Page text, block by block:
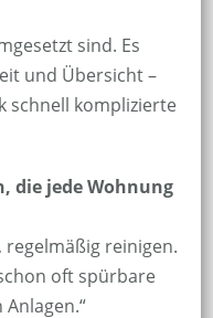
sind. Es
und Übersicht –
schnell komplizierte
die jede Wohnung
regelmäßig reinigen.
oft spürbare